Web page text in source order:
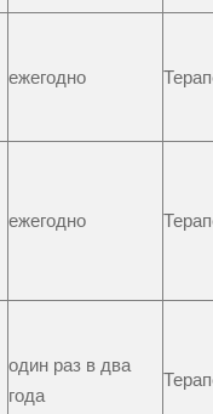
ежегодно
ежегодно
один раз в два
года